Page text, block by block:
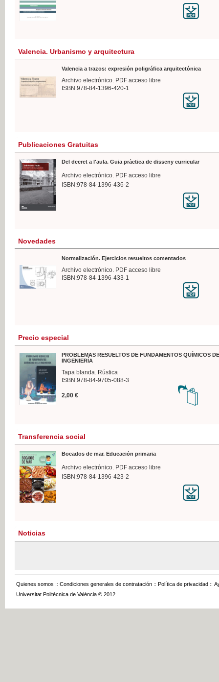
Valencia. Urbanismo y arquitectura
Valencia a trazos: expresión poligráfica arquitectónica
Archivo electrónico. PDF acceso libre
ISBN:978-84-1396-420-1
Publicaciones Gratuitas
Del decret a l'aula. Guia práctica de disseny curricular
Archivo electrónico. PDF acceso libre
ISBN:978-84-1396-436-2
Novedades
Normalización. Ejercicios resueltos comentados
Archivo electrónico. PDF acceso libre
ISBN:978-84-1396-433-1
Precio especial
PROBLEMAS RESUELTOS DE FUNDAMENTOS QUÍMICOS
INGENIERÍA
Tapa blanda. Rústica
ISBN:978-84-9705-088-3
2,00 €
Transferencia social
Bocados de mar. Educación primaria
Archivo electrónico. PDF acceso libre
ISBN:978-84-1396-423-2
Noticias
Quienes somos :: Condiciones generales de contratación :: Política de privacidad ::
Universitat Politècnica de València © 2012